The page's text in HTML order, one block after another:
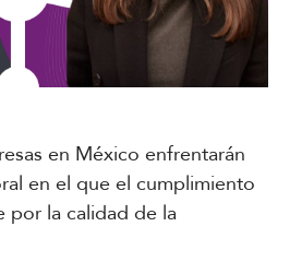
en México enfrentarán
en el que el cumplimiento
por la calidad de la